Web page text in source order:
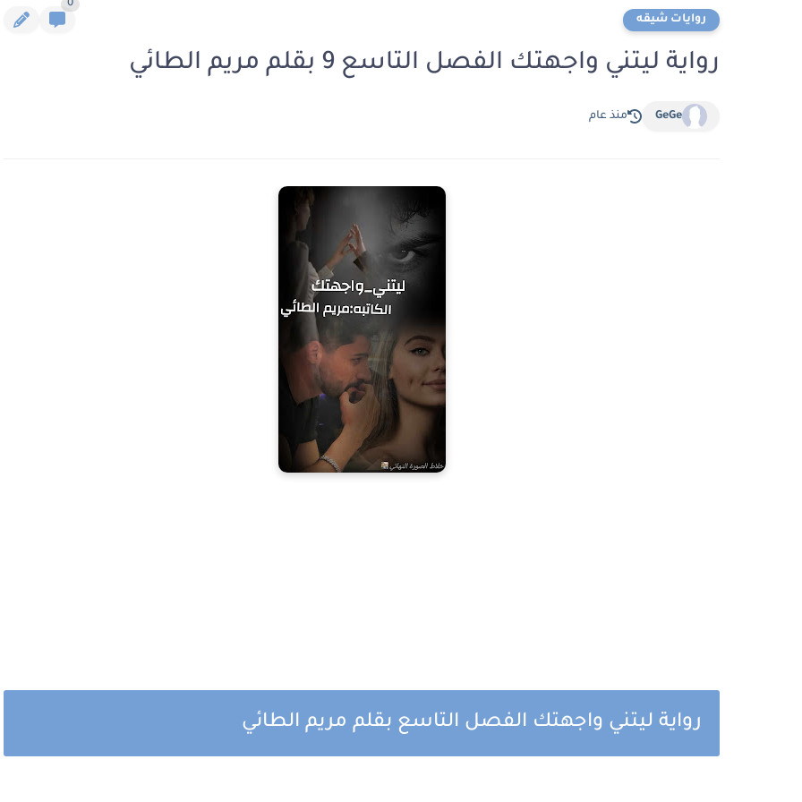
روايات شيقه
0
رواية ليتني واجهتك الفصل التاسع 9 بقلم مريم الطائي
GeGe منذ عام
رواية ليتني واجهتك الفصل التاسع بقلم مريم الطائي